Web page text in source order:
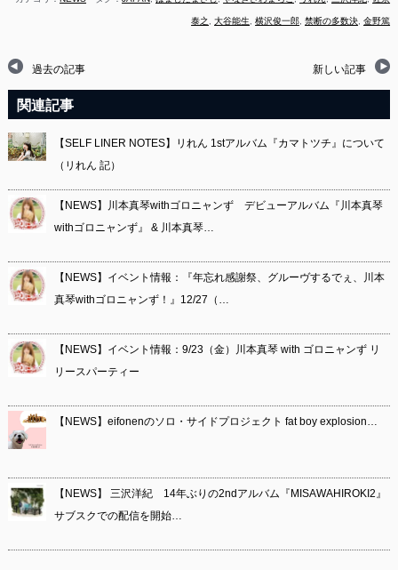
泰之 ,大谷能生 ,横沢俊一郎 ,禁断の多数決 ,金野篤
過去の記事 新しい記事
関連記事
【SELF LINER NOTES】リれん 1stアルバム『カマトツチ』について
（リれん 記）
【NEWS】川本真琴withゴロニャンず デビューアルバム『川本真琴
withゴロニャンず』 & 川本真琴…
【NEWS】イベント情報：『年忘れ感謝祭、グルーヴするでぇ、川本
真琴withゴロニャンず！』12/27（…
【NEWS】イベント情報：9/23（金）川本真琴 with ゴロニャンず リ
リースパーティー
【NEWS】eifonenのソロ・サイドプロジェクト fat boy explosion…
【NEWS】 三沢洋紀 14年ぶりの2ndアルバム『MISAWAHIROKI2』
サブスクでの配信を開始…